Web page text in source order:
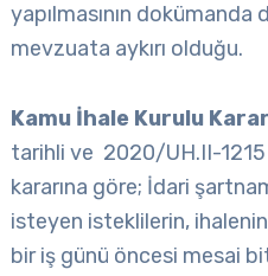
yapılmasının dokümanda
mevzuata aykırı olduğu.
Kamu İhale Kurulu
tarihli ve 2020/UH.II-1215
kararına göre; İdari
isteyen isteklilerin,
bir iş günü öncesi mesai